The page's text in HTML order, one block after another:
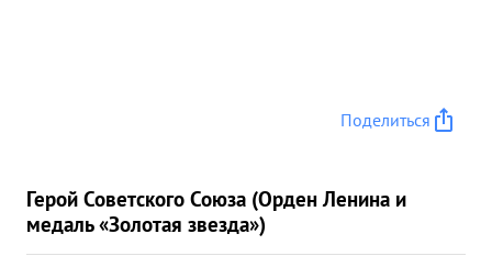
Поделиться
Герой Советского Союза (Орден Ленина и
медаль «Золотая звезда»)